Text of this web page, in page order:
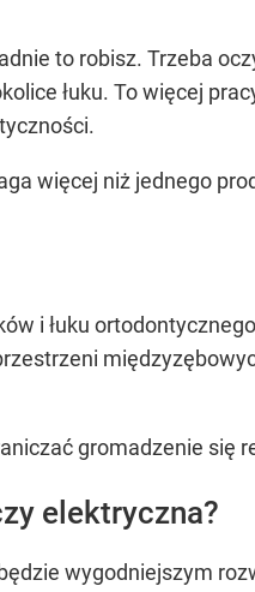
to robisz. Trzeba
łuku. To więcej
więcej niż jednego
i łuku
gromadzenie się
elektryczna?
wygodniejszym